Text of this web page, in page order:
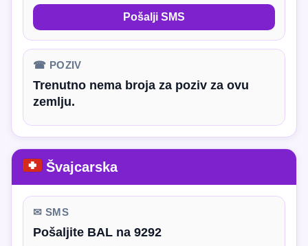
Pošalji SMS
☎ POZIV
Trenutno nema broja za poziv za ovu
zemlju.
Švajcarska
✉ SMS
Pošaljite BAL na 9292